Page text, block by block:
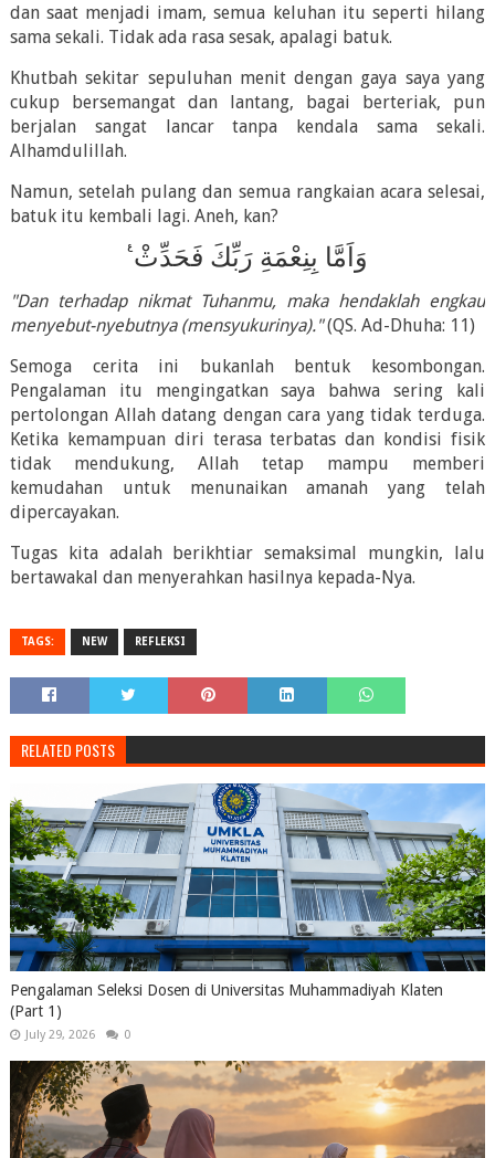
dan saat menjadi imam, semua keluhan itu seperti hilang
sama sekali. Tidak ada rasa sesak, apalagi batuk.
Khutbah sekitar sepuluhan menit dengan gaya saya yang
cukup bersemangat dan lantang, bagai berteriak, pun
berjalan sangat lancar tanpa kendala sama sekali.
Alhamdulillah.
Namun, setelah pulang dan semua rangkaian acara selesai,
batuk itu kembali lagi. Aneh, kan?
وَاَمَّا بِنِعْمَةِ رَبِّكَ فَحَدِّثْ ࣖ
"Dan terhadap nikmat Tuhanmu, maka hendaklah engkau
menyebut-nyebutnya (mensyukurinya)."(QS. Ad-Dhuha: 11)
Semoga cerita ini bukanlah bentuk kesombongan.
Pengalaman itu mengingatkan saya bahwa sering kali
pertolongan Allah datang dengan cara yang tidak terduga.
Ketika kemampuan diri terasa terbatas dan kondisi fisik
tidak mendukung, Allah tetap mampu memberi
kemudahan untuk menunaikan amanah yang telah
dipercayakan.
Tugas kita adalah berikhtiar semaksimal mungkin, lalu
bertawakal dan menyerahkan hasilnya kepada-Nya.
TAGS: NEW REFLEKSI
RELATED POSTS
Pengalaman Seleksi Dosen di Universitas Muhammadiyah Klaten
(Part 1)
July 29, 2026 0